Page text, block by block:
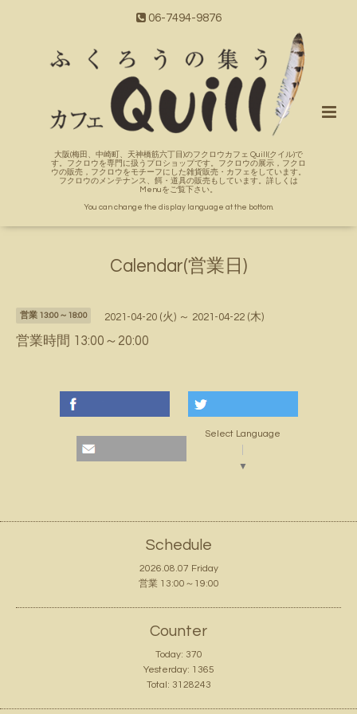
06-7494-9876
大阪(梅田、中崎町、天神橋筋六丁目)のフクロウカフェ Quill(クイル)で
す。フクロウを専門に扱うプロショップです。フクロウの展示，フクロ
ウの販売，フクロウをモチーフにした雑貨販売・カフェをしています。
フクロウのメンテナンス、餌・道具の販売もしています。詳しくは
Menuをご覧下さい。
You can change the display language at the bottom.
Calendar(営業日)
営業 13:00～18:00 2021-04-20 (火) ～ 2021-04-22 (木)
営業時間 13:00～20:00
Select Language
▼
Schedule
2026.08.07 Friday
営業 13:00～19:00
Counter
Today: 370
Yesterday: 1365
Total: 3128243